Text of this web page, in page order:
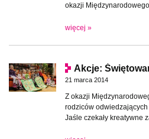
okazji
więcej »
Akcje:
21 marca 2014
Z okazji
rodziców
Jaśle czekały kreatywne